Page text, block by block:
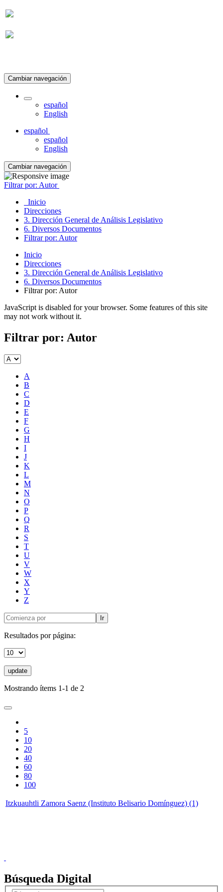
Cambiar navegación
español
English
español
español
English
Cambiar navegación
Filtrar por: Autor
Inicio
Direcciones
3. Dirección General de Análisis Legislativo
6. Diversos Documentos
Filtrar por: Autor
Inicio
Direcciones
3. Dirección General de Análisis Legislativo
6. Diversos Documentos
Filtrar por: Autor
JavaScript is disabled for your browser. Some features of this site
may not work without it.
Filtrar por: Autor
A
B
C
D
E
F
G
H
I
J
K
L
M
N
O
P
Q
R
S
T
U
V
W
X
Y
Z
Ir
Resultados por página:
update
Mostrando ítems 1-1 de 2
5
10
20
40
60
80
100
Itzkuauhtli Zamora Saenz (Instituto Belisario Domínguez) (1)
Búsqueda Digital